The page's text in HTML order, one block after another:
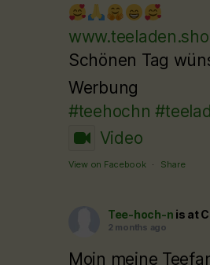
Schönen Tag
Werbung
#teehochn
Video
View on Facebook · Share
Tee-hoch-n is at
2 months ago
Moin meine